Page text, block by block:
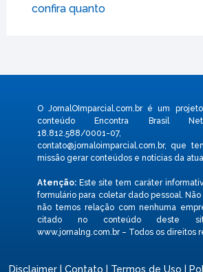
confira quanto
O JornalOImparcial.com.br é um
conteúdo Encontra Brasil
18.812.588/0001-
contato@jornaloimparcial.com.br, que
missão gerar conteúdos e notícias da
Atenção:Este site tem caráter
formulário para coletar dado pessoal.
não temos relação com nenhuma
citado no conteúdo deste
www.jornalng.com.br – Todos os direitos
Disclaimer |Contato Termos de Uso